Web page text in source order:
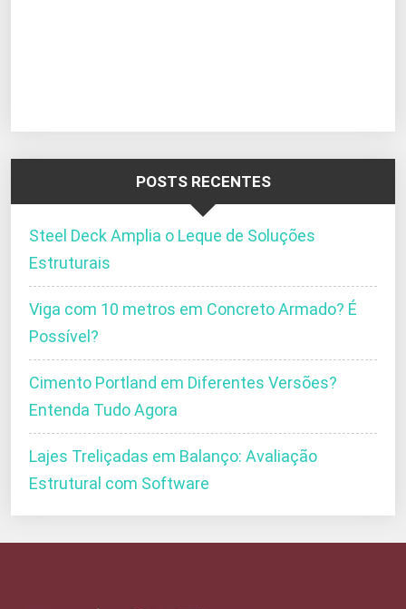
POSTS RECENTES
Steel Deck Amplia o Leque de Soluções
Estruturais
Viga com 10 metros em Concreto Armado? É
Possível?
Cimento Portland em Diferentes Versões?
Entenda Tudo Agora
Lajes Treliçadas em Balanço: Avaliação
Estrutural com Software